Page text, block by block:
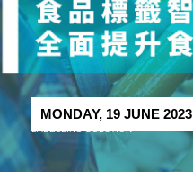
MONDAY, 19 JUNE 2023
LABELLING SOLUTION